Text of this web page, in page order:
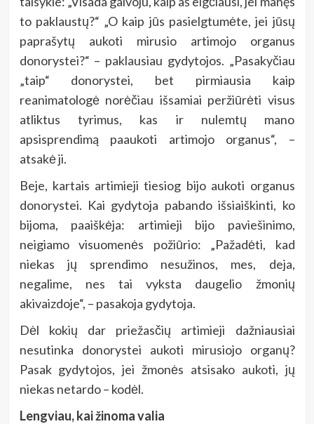
to paklaustų?“ „O kaip jūs pasielgtumėte, jei jūsų
paprašytų aukoti mirusio artimojo organus
donorystei?“ – paklausiau gydytojos. „Pasakyčiau
„taip“ donorystei, bet pirmiausia kaip
reanimatologė norėčiau išsamiai peržiūrėti visus
atliktus tyrimus, kas ir nulemtų mano
apsisprendimą paaukoti artimojo organus“, –
atsakė ji.
Beje, kartais artimieji tiesiog bijo aukoti organus
donorystei. Kai gydytoja pabando išsiaiškinti, ko
bijoma, paaiškėja: artimieji bijo paviešinimo,
neigiamo visuomenės požiūrio: „Pažadėti, kad
niekas jų sprendimo nesužinos, mes, deja,
negalime, nes tai vyksta daugelio žmonių
akivaizdoje“, – pasakoja gydytoja.
Dėl kokių dar priežasčių artimieji dažniausiai
nesutinka donorystei aukoti mirusiojo organų?
Pasak gydytojos, jei žmonės atsisako aukoti, jų
niekas netardo – kodėl.
Lengviau, kai žinoma valia